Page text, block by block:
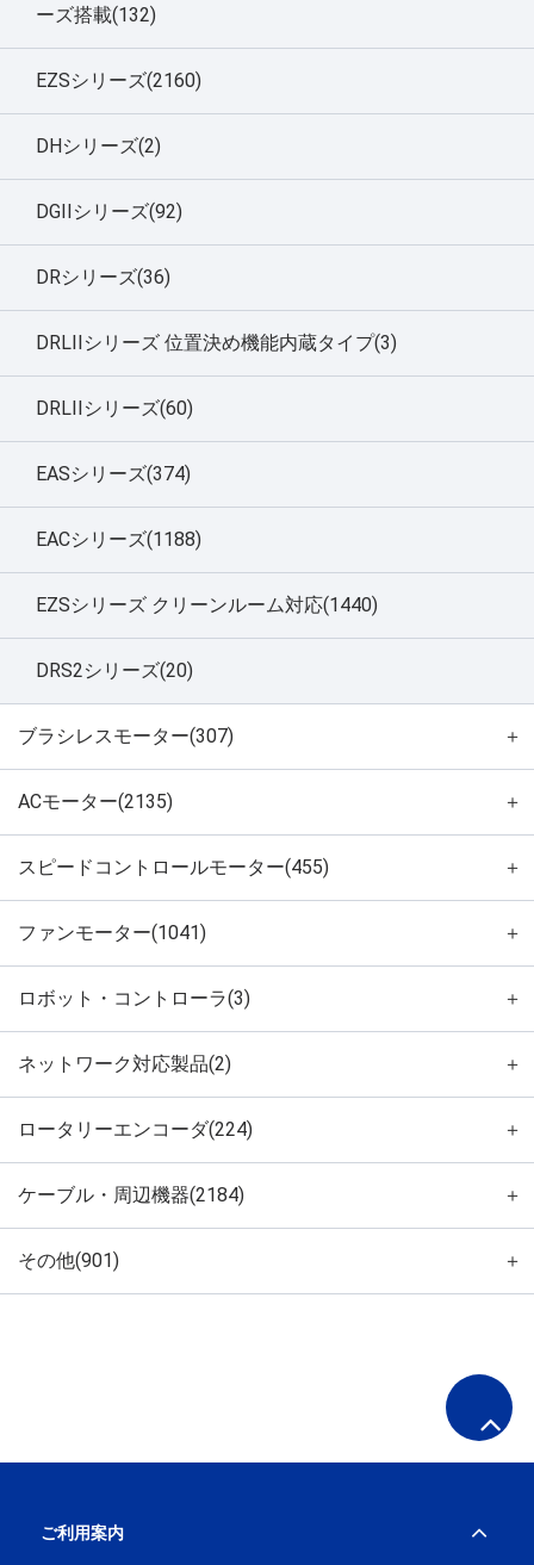
ーズ搭載(132)
EZSシリーズ(2160)
DHシリーズ(2)
DGIIシリーズ(92)
DRシリーズ(36)
DRLIIシリーズ 位置決め機能内蔵タイプ(3)
DRLIIシリーズ(60)
EASシリーズ(374)
EACシリーズ(1188)
EZSシリーズ クリーンルーム対応(1440)
DRS2シリーズ(20)
ブラシレスモーター(307) ＋
ACモーター(2135) ＋
スピードコントロールモーター(455) ＋
ファンモーター(1041) ＋
ロボット・コントローラ(3) ＋
ネットワーク対応製品(2) ＋
ロータリーエンコーダ(224) ＋
ケーブル・周辺機器(2184) ＋
その他(901) ＋
ご利用案内